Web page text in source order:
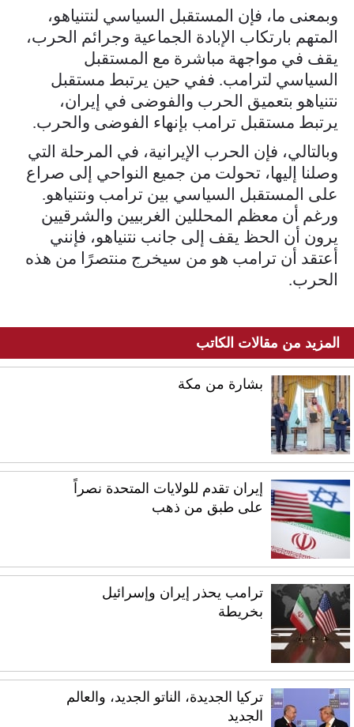
وبمعنى ما، فإن المستقبل السياسي لنتنياهو،
المتهم بارتكاب الإبادة الجماعية وجرائم الحرب،
يقف في مواجهة مباشرة مع المستقبل
السياسي لترامب. ففي حين يرتبط مستقبل
نتنياهو بتعميق الحرب والفوضى في إيران،
يرتبط مستقبل ترامب بإنهاء الفوضى والحرب.
وبالتالي، فإن الحرب الإيرانية، في المرحلة التي
وصلنا إليها، تحولت من جميع النواحي إلى صراع
على المستقبل السياسي بين ترامب ونتنياهو.
ورغم أن معظم المحللين الغربيين والشرقيين
يرون أن الحظ يقف إلى جانب نتنياهو، فإنني
أعتقد أن ترامب هو من سيخرج منتصرًا من هذه
الحرب.
المزيد من مقالات الكاتب
بشارة من مكة
إيران تقدم للولايات المتحدة نصراً
على طبق من ذهب
ترامب يحذر إيران وإسرائيل
بخريطة
تركيا الجديدة، الناتو الجديد، والعالم
الجديد